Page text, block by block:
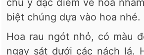
biệt chúng dựa vào hoa nhé.
Hoa rau ngót nhỏ, có màu
ngay sát dưới các nách lá.